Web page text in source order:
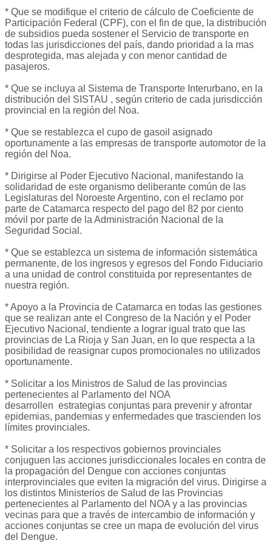
* Que se modifique el criterio de cálculo de Coeficiente de
Participación Federal (CPF), con el fin de que, la distribución
de subsidios pueda sostener el Servicio de transporte en
todas las jurisdicciones del país, dando prioridad a la mas
desprotegida, mas alejada y con menor cantidad de
pasajeros.
* Que se incluya al Sistema de Transporte Interurbano, en la
distribución del SISTAU , según criterio de cada jurisdicción
provincial en la región del Noa.
* Que se restablezca el cupo de gasoil asignado
oportunamente a las empresas de transporte automotor de la
región del Noa.
* Dirigirse al Poder Ejecutivo Nacional, manifestando la
solidaridad de este organismo deliberante común de las
Legislaturas del Noroeste Argentino, con el reclamo por
parte de Catamarca respecto del pago del 82 por ciento
móvil por parte de la Administración Nacional de la
Seguridad Social.
* Que se establezca un sistema de información sistemática
permanente, de los ingresos y egresos del Fondo Fiduciario
a una unidad de control constituida por representantes de
nuestra región.
* Apoyo a la Provincia de Catamarca en todas las gestiones
que se realizan ante el Congreso de la Nación y el Poder
Ejecutivo Nacional, tendiente a lograr igual trato que las
provincias de La Rioja y San Juan, en lo que respecta a la
posibilidad de reasignar cupos promocionales no utilizados
oportunamente.
* Solicitar a los Ministros de Salud de las provincias
pertenecientes al Parlamento del NOA
desarrollen estrategias conjuntas para prevenir y afrontar
epidemias, pandemias y enfermedades que trascienden los
límites provinciales.
* Solicitar a los respectivos gobiernos provinciales
conjuguen las acciones jurisdiccionales locales en contra de
la propagación del Dengue con acciones conjuntas
interprovinciales que eviten la migración del virus. Dirigirse a
los distintos Ministerios de Salud de las Provincias
pertenecientes al Parlamento del NOA y a las provincias
vecinas para que a través de intercambio de información y
acciones conjuntas se cree un mapa de evolución del virus
del Dengue.